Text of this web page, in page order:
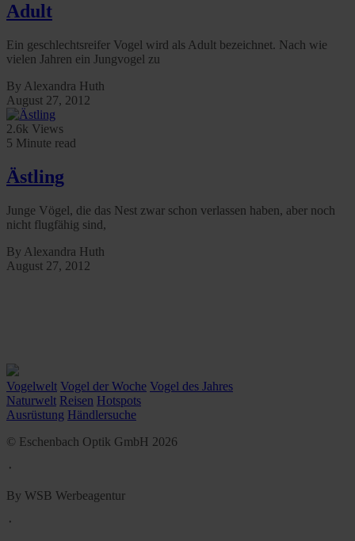
Adult
Ein geschlechtsreifer Vogel wird als Adult bezeichnet. Nach wie
vielen Jahren ein Jungvogel zu
By Alexandra Huth
August 27, 2012
2.6k Views
5 Minute read
Ästling
Junge Vögel, die das Nest zwar schon verlassen haben, aber noch
nicht flugfähig sind,
By Alexandra Huth
August 27, 2012
Vogelwelt Vogel der Woche Vogel des Jahres
Naturwelt Reisen Hotspots
Ausrüstung Händlersuche
© Eschenbach Optik GmbH 2026
᛫
By WSB Werbeagentur
᛫